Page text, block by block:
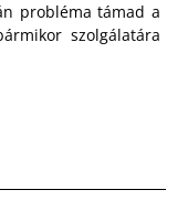
probléma támad a
szolgálatára